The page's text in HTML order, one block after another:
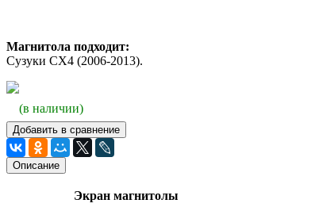
Магнитола подходит:
Сузуки СХ4 (2006-2013).
(в наличии)
Добавить в сравнение
Описание
Экран магнитолы